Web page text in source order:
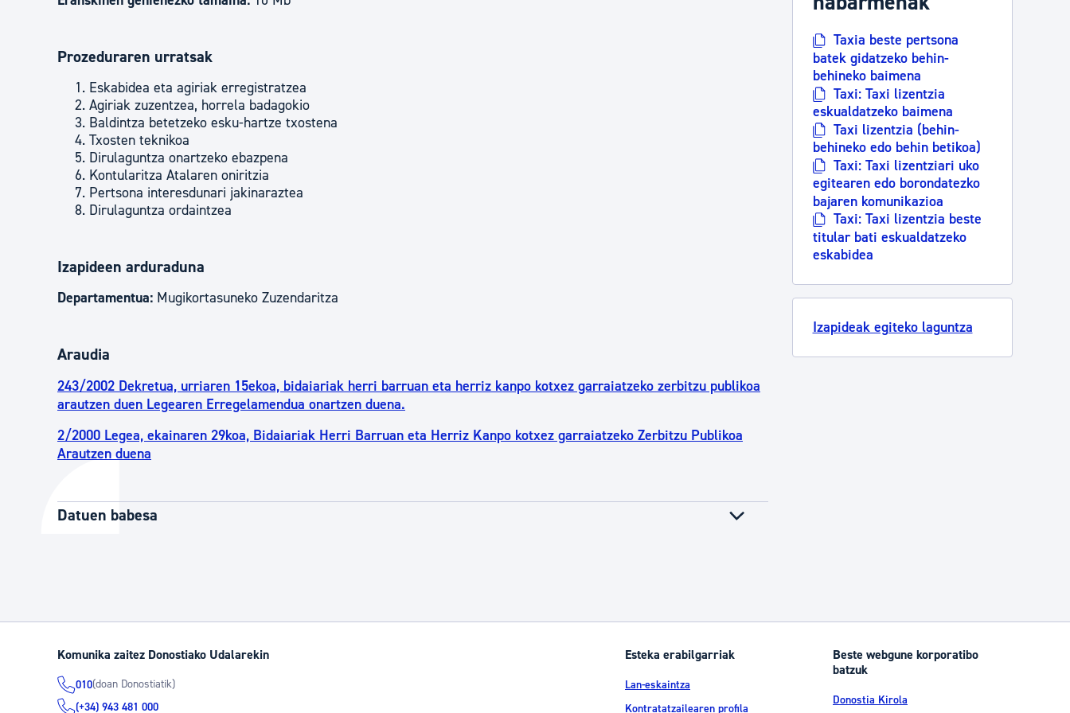
Prozeduraren urratsak
Eskabidea eta agiriak erregistratzea
Agiriak zuzentzea, horrela badagokio
Baldintza betetzeko esku-hartze txostena
Txosten teknikoa
Dirulaguntza onartzeko ebazpena
Kontularitza Atalaren oniritzia
Pertsona interesdunari jakinaraztea
Dirulaguntza ordaintzea
Izapideen arduraduna
Departamentua: Mugikortasuneko Zuzendaritza
Araudia
243/2002 Dekretua, urriaren 15ekoa, bidaiariak herri barruan eta herriz kanpo kotxez garraiatzeko zerbitzu publikoa
arautzen duen Legearen Erregelamendua onartzen duena.
2/2000 Legea, ekainaren 29koa, Bidaiariak Herri Barruan eta Herriz Kanpo kotxez garraiatzeko Zerbitzu Publikoa
Arautzen duena
Datuen babesa
Taxia beste pertsona
batek gidatzeko behin-
behineko baimena
Taxi: Taxi lizentzia
eskualdatzeko baimena
Taxi lizentzia (behin-
behineko edo behin betikoa)
Taxi: Taxi lizentziari uko
egitearen edo borondatezko
bajaren komunikazioa
Taxi: Taxi lizentzia beste
titular bati eskualdatzeko
eskabidea
Izapideak egiteko laguntza
Komunika zaitez Donostiako Udalarekin
010(doan Donostiatik)
(+34) 943 481 000
Esteka erabilgarriak
Lan-eskaintza
Kontratatzailearen profila
Beste webgune korporatibo
batzuk
Donostia Kirola